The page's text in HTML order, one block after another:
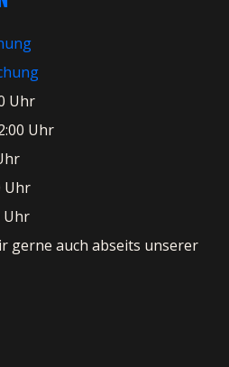
Uhr
Uhr
Uhr
Uhr
gerne auch abseits unserer